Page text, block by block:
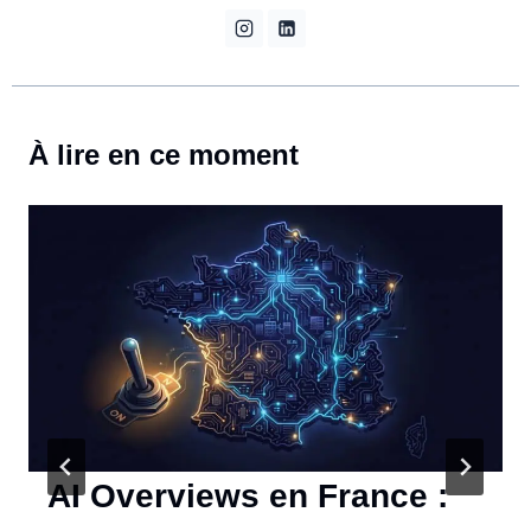
À lire en ce moment
AI Overviews en France :